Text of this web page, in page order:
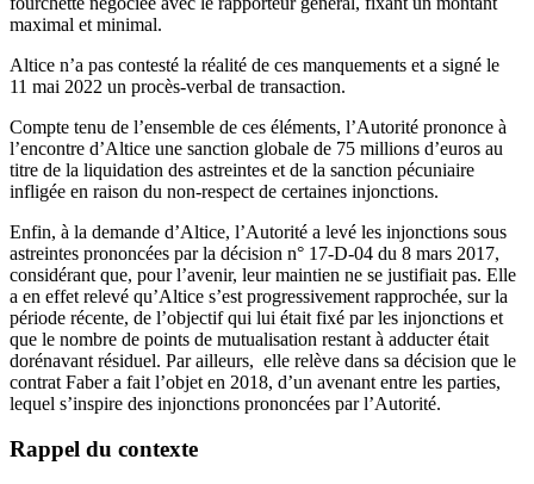
maximal et minimal.
Altice n’a pas contesté la réalité de ces manquements et a signé le
11 mai 2022 un procès-verbal de transaction.
Compte tenu de l’ensemble de ces éléments, l’Autorité prononce à
l’encontre d’Altice une sanction globale de 75 millions d’euros au
titre de la liquidation des astreintes et de la sanction pécuniaire
infligée en raison du non-respect de certaines injonctions.
Enfin, à la demande d’Altice, l’Autorité a levé les injonctions sous
astreintes prononcées par la décision n° 17-D-04 du 8 mars 2017,
considérant que, pour l’avenir, leur maintien ne se justifiait pas. Elle
a en effet relevé qu’Altice s’est progressivement rapprochée, sur la
période récente, de l’objectif qui lui était fixé par les injonctions et
que le nombre de points de mutualisation restant à adducter était
dorénavant résiduel. Par ailleurs, elle relève dans sa décision que le
contrat Faber a fait l’objet en 2018, d’un avenant entre les parties,
lequel s’inspire des injonctions prononcées par l’Autorité.
Rappel du contexte